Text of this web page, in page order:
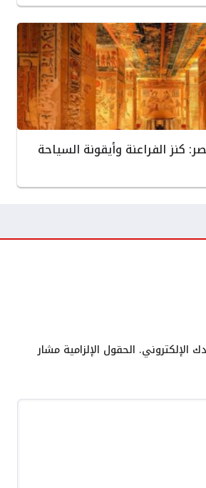
كنز الفراعنة وأيقونة السياحة
الإلكتروني. الحقول الإلزامية مشار